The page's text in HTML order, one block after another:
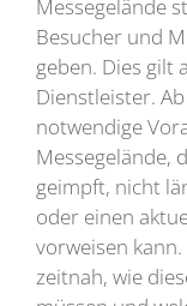
Messegelände
Besucher und
geben. Dies gilt
Dienstleister.
notwendige
Messegelände,
geimpft, nicht
oder einen
vorweisen
zeitnah, wie